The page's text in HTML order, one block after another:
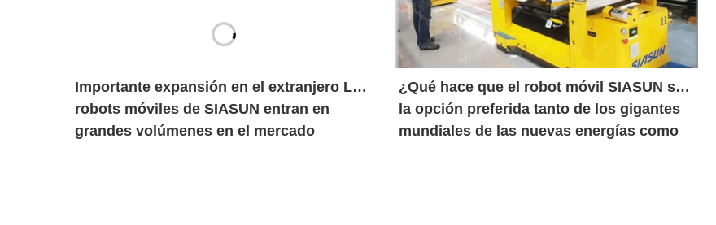
Importante expansión en el extranjero Los
robots móviles de SIASUN entran en
grandes volúmenes en el mercado
¿Qué hace que el robot móvil SIASUN sea
la opción preferida tanto de los gigantes
mundiales de las nuevas energías como